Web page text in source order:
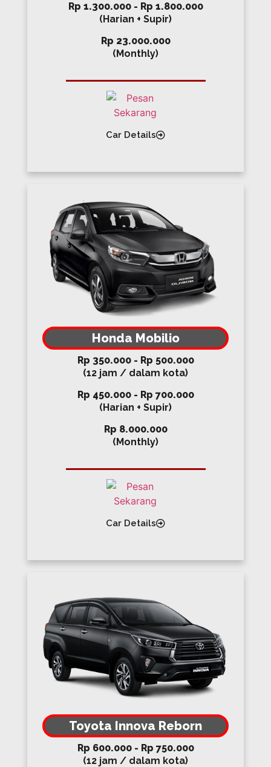
Rp 1.300.000 - Rp 1.800.000
(Harian + Supir)
Rp 23.000.000
(Monthly)
Car Details
Honda Mobilio
Rp 350.000 - Rp 500.000
(12 jam / dalam kota)
Rp 450.000 - Rp 700.000
(Harian + Supir)
Rp 8.000.000
(Monthly)
Car Details
Toyota Innova Reborn
Rp 600.000 - Rp 750.000
(12 jam / dalam kota)